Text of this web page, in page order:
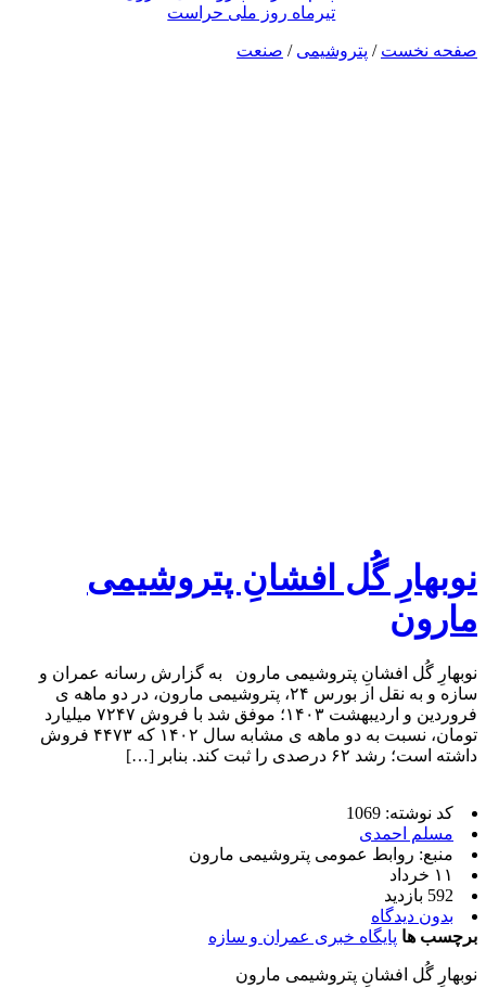
تیرماه روز ملی حراست
صفحه نخست / پتروشیمی / صنعت
نوبهارِ گُل افشانِ پتروشیمی
مارون
نوبهارِ گُل افشانِ پتروشیمی مارون به گزارش رسانه عمران و
سازه و به نقل از بورس ۲۴، پتروشیمی مارون، در دو ماهه ی
فروردین و اردیبهشت ۱۴۰۳؛ موفق شد با فروش ۷۲۴۷ میلیارد
تومان، نسبت به دو ماهه ی مشابه سال ۱۴۰۲ که ۴۴۷۳ فروش
داشته است؛ رشد ۶۲ درصدی را ثبت کند. بنابر […]
کد نوشته: 1069
مسلم احمدی
منبع: روابط عمومی پتروشیمی مارون
۱۱ خرداد
592 بازدید
بدون دیدگاه
برچسب ها پایگاه خبری عمران و سازه
نوبهارِ گُل افشانِ پتروشیمی مارون